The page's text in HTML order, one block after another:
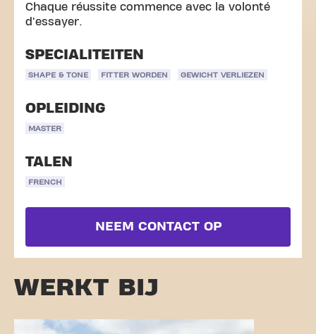
Chaque réussite commence avec la volonté
d'essayer.
SPECIALITEITEN
SHAPE & TONE FITTER WORDEN GEWICHT VERLIEZEN
OPLEIDING
MASTER
TALEN
FRENCH
NEEM CONTACT OP
WERKT BIJ